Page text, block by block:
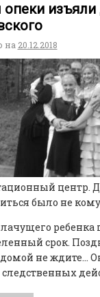
опеки
на 20.12.2018
центр.
было не
срок.
не ждите…